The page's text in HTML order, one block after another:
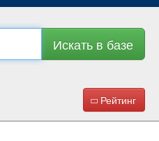
Искать в базе
Рейтинг